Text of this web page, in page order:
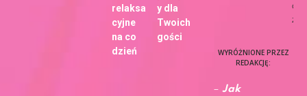
relaksa
cyjne
na co
dzień
y dla
Twoich
gości
WYRÓŻNIONE PRZEZ
REDAKCJĘ:
– Jak